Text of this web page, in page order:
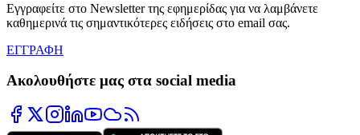
Εγγραφείτε στο Newsletter της εφημερίδας για να λαμβάνετε
καθημερινά τις σημαντικότερες ειδήσεις στο email σας.
ΕΓΓΡΑΦΗ
Ακολουθήστε μας στα social media